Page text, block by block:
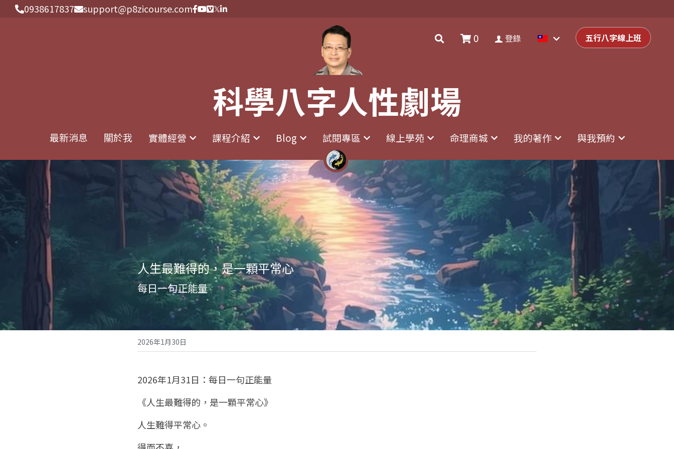
0938617837 support@p8zicourse.com
科學八字人性劇場
最新消息 關於我 實體經營 課程介紹 Blog 試閱專區 線上學苑 命理商城 我的著作 與我預約
0 登錄 五行八字線上班
0938617837 support@p8zicourse.com
科學八字人性劇場
最新消息 關於我 實體經營 課程介紹 Blog 試閱專區 線上學苑 命理商城 我的著作 與我預約
0 登錄 五行八字線上班
人生最難得的，是一顆平常心
每日一句正能量
2026年1月30日
2026年1月31日：每日一句正能量
《人生最難得的，是一顆平常心》
人生難得平常心。